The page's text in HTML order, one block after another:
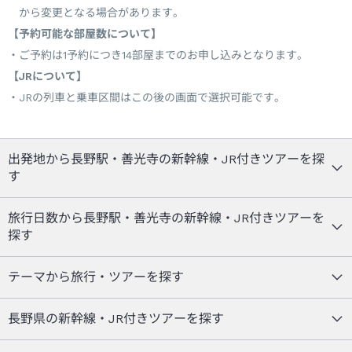
から変更となる場合があります。
【予約可能な部屋数について】
ご予約は1予約につき14部屋までのお申し込みとなります。
【JRについて】
JRの列車と乗車区間はこの後の画面で選択可能です。
出発地から長野駅・善光寺の新幹線・JR付きツアーを探
す
旅行日数から長野駅・善光寺の新幹線・JR付きツアーを
探す
テーマから旅行・ツアーを探す
長野県の新幹線・JR付きツアーを探す